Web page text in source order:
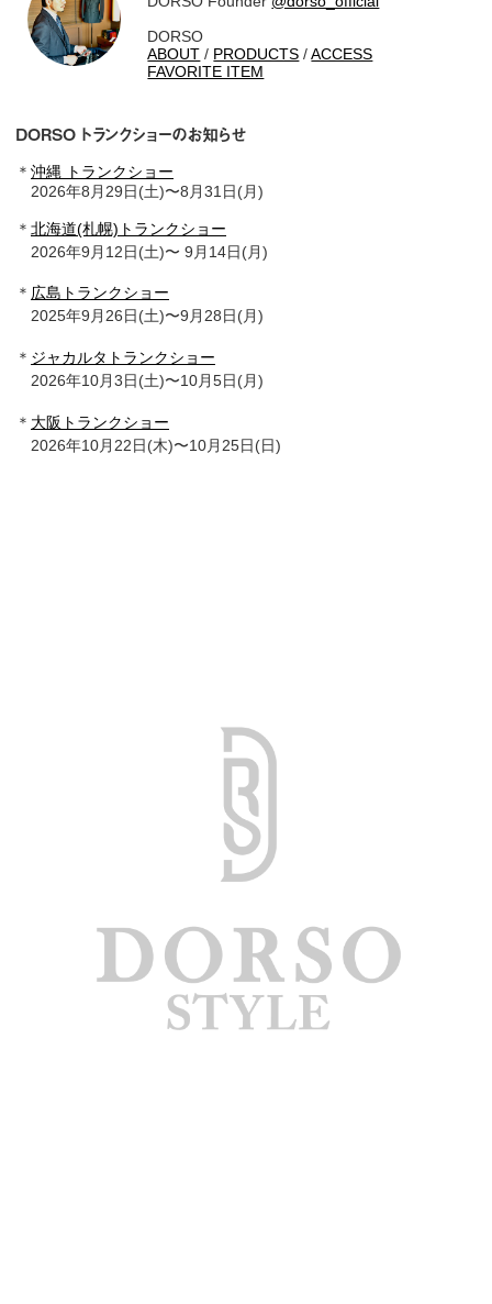
DORSO
ABOUT / PRODUCTS /ACCESS
FAVORITE ITEM
DORSO トランクショーのお知らせ
＊ 沖縄 トランクショー
2026年8月29日(土)〜8月31日(月)
＊ 北海道(札幌)トランクショー
2026年9月12日(土)〜 9月14日(月)
＊ 広島トランクショー
2025年9月26日(土)〜9月28日(月)
＊ ジャカルタトランクショー
2026年10月3日(土)〜10月5日(月)
＊ 大阪トランクショー
2026年10月22日(木)〜10月25日(日)